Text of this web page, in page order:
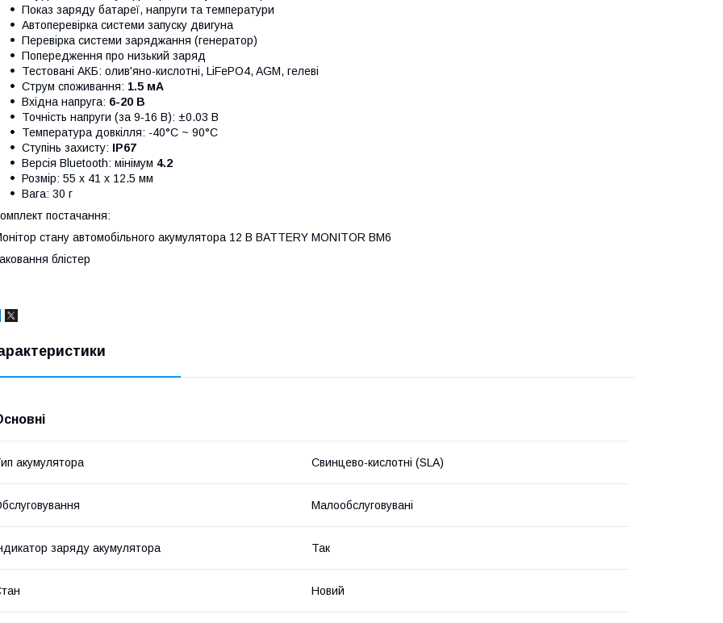
Показ заряду батареї, напруги та температури
Автоперевірка системи запуску двигуна
Перевірка системи заряджання (генератор)
Попередження про низький заряд
Тестовані АКБ: олив'яно-кислотні, LiFePO4, AGM, гелеві
Струм споживання: 1.5 мА
Вхідна напруга: 6-20 В
Точність напруги (за 9-16 В): ±0.03 В
Температура довкілля: -40°C ~ 90°C
Ступінь захисту: IP67
Версія Bluetooth: мінімум 4.2
Розмір: 55 х 41 х 12.5 мм
Вага: 30 г
постачання:
стану автомобільного акумулятора 12 В BATTERY MONITOR BM6
блістер
акумулятора Свинцево-кислотні (SLA)
Малообслуговувані
заряду акумулятора Так
Новий